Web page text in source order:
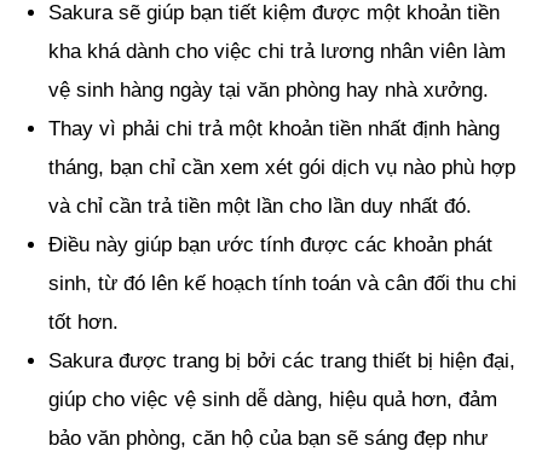
Sakura sẽ giúp bạn tiết kiệm được một khoản tiền
kha khá dành cho việc chi trả lương nhân viên làm
vệ sinh hàng ngày tại văn phòng hay nhà xưởng.
Thay vì phải chi trả một khoản tiền nhất định hàng
tháng, bạn chỉ cần xem xét gói dịch vụ nào phù hợp
và chỉ cần trả tiền một lần cho lần duy nhất đó.
Điều này giúp bạn ước tính được các khoản phát
sinh, từ đó lên kế hoạch tính toán và cân đối thu chi
tốt hơn.
Sakura được trang bị bởi các trang thiết bị hiện đại,
giúp cho việc vệ sinh dễ dàng, hiệu quả hơn, đảm
bảo văn phòng, căn hộ của bạn sẽ sáng đẹp như